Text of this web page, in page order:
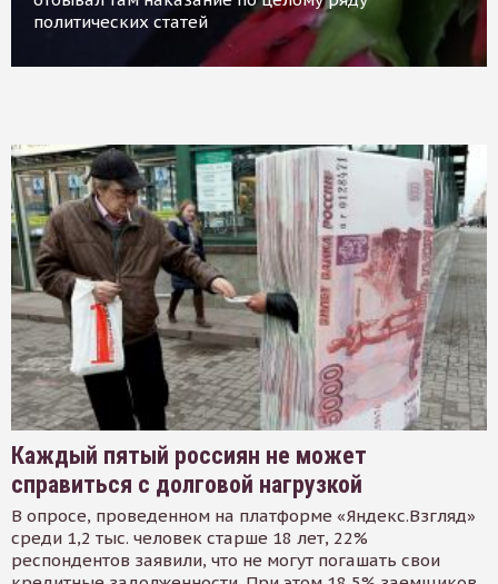
политических статей
Каждый пятый россиян не может
справиться с долговой нагрузкой
В опросе, проведенном на платформе «Яндекс.Взгляд»
среди 1,2 тыс. человек старше 18 лет, 22%
респондентов заявили, что не могут погашать свои